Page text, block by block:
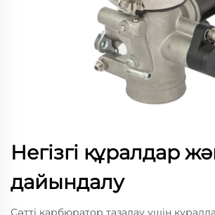
Негізгі құралдар
дайындалу
Сәтті карбюратор тазалау үшін